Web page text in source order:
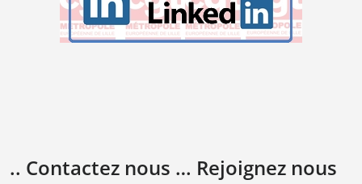
.. Contactez nous … Rejoignez nous